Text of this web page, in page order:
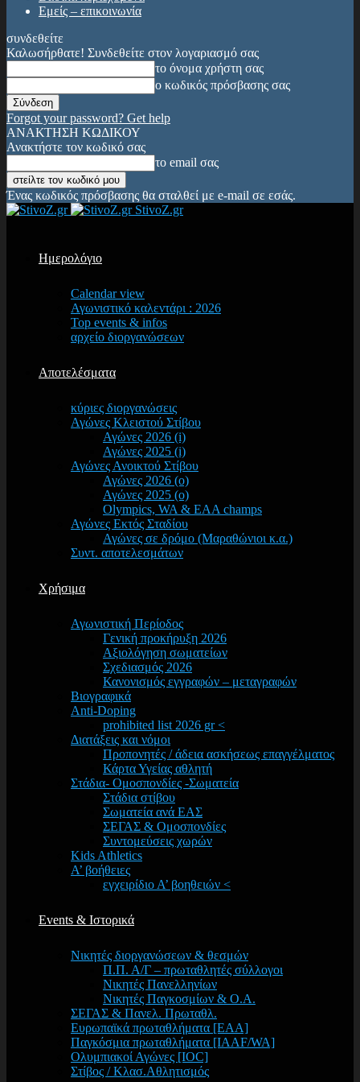
Εμείς – επικοινωνία
συνδεθείτε
Καλωσήρθατε! Συνδεθείτε στον λογαριασμό σας
το όνομα χρήστη σας
ο κωδικός πρόσβασης σας
Forgot your password? Get help
ΑΝΑΚΤΗΣΗ ΚΩΔΙΚΟΥ
Ανακτήστε τον κωδικό σας
το email σας
Ένας κωδικός πρόσβασης θα σταλθεί με e-mail σε εσάς.
StivoZ.gr
Ημερολόγιο
Calendar view
Αγωνιστικό καλεντάρι : 2026
Top events & infos
αρχείο διοργανώσεων
Αποτελέσματα
κύριες διοργανώσεις
Αγώνες Κλειστού Στίβου
Αγώνες 2026 (i)
Αγώνες 2025 (i)
Αγώνες Ανοικτού Στίβου
Αγώνες 2026 (o)
Αγώνες 2025 (o)
Olympics, WA & EAA champs
Αγώνες Εκτός Σταδίου
Αγώνες σε δρόμο (Μαραθώνιοι κ.α.)
Συντ. αποτελεσμάτων
Χρήσιμα
Αγωνιστική Περίοδος
Γενική προκήρυξη 2026
Αξιολόγηση σωματείων
Σχεδιασμός 2026
Κανονισμός εγγραφών – μεταγραφών
Βιογραφικά
Anti-Doping
prohibited list 2026 gr <
Διατάξεις και νόμοι
Προπονητές / άδεια ασκήσεως επαγγέλματος
Κάρτα Υγείας αθλητή
Στάδια- Ομοσπονδίες -Σωματεία
Στάδια στίβου
Σωματεία ανά ΕΑΣ
ΣΕΓΑΣ & Ομοσπονδίες
Συντομεύσεις χωρών
Kids Athletics
Α’ βοήθειες
εγχειρίδιο Α’ βοηθειών <
Events & Ιστορικά
Νικητές διοργανώσεων & θεσμών
Π.Π. Α/Γ – πρωταθλητές σύλλογοι
Νικητές Πανελληνίων
Νικητές Παγκοσμίων & Ο.Α.
ΣΕΓΑΣ & Πανελ. Πρωταθλ.
Ευρωπαϊκά πρωταθλήματα [EAA]
Παγκόσμια πρωταθλήματα [IAAF/WA]
Ολυμπιακοί Αγώνες [IOC]
Στίβος / Κλασ.Αθλητισμός